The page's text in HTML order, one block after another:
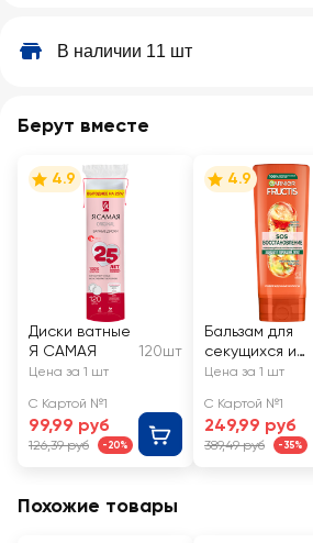
В наличии 11 шт
Берут вместе
4.9
Диски ватные
Я САМАЯ
120шт
Цена за 1 шт
С Картой №1
99,99 руб
126,39 руб -20%
4.9
Бальзам для
секущихся и
очень
х волос
FRUCTIS SOS
Восстановле
Цена за 1 шт
С Картой №1
249,99 руб
389,49 руб -35%
Похожие товары